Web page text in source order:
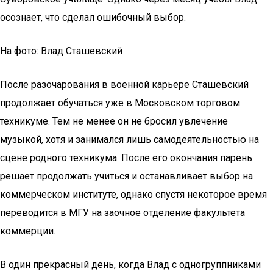
осознает, что сделал ошибочный выбор.
На фото: Влад Сташевский
После разочарования в военной карьере Сташевский
продолжает обучаться уже в Московском торговом
техникуме. Тем не менее он не бросил увлечение
музыкой, хотя и занимался лишь самодеятельностью на
сцене родного техникума. После его окончания парень
решает продолжать учиться и останавливает выбор на
коммерческом институте, однако спустя некоторое время
переводится в МГУ на заочное отделение факультета
коммерции.
В один прекрасный день, когда Влад с одногруппниками